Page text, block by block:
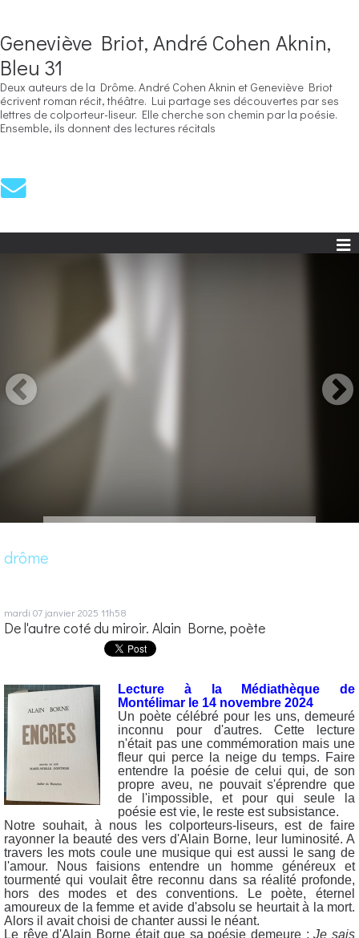
Geneviève Briot, André Cohen Aknin,
Bleu 31
Deux auteurs de la Drôme. André Cohen Aknin et Geneviève Briot
écrivent roman récit, théâtre. Lui partage ses découvertes par ses
lettres de colporteur-liseur. Elle cherche son chemin par la poésie.
Ensemble, ils donnent des lectures récitals
drôme
mardi 07 janvier 2025 11h58
De l'autre coté du miroir. Alain Borne, poète
Lecture à la Médiathèque de
Montélimar le 14 novembre 2024
Un poète célébré pour les uns, demeuré
inconnu pour d'autres. Cette lecture
n'était pas une commémoration mais une
fleur qui perce la neige du temps. Faire
entendre la poésie de celui qui, de son
propre aveu, ne pouvait s'éprendre que
de l'impossible, et pour qui seule la
poésie est vie, le reste est subsistance.
Notre souhait, à nous les colporteurs-liseurs, est de faire
rayonner la beauté des vers d'Alain Borne, leur luminosité. A
travers les mots coule une musique qui est aussi le sang de
l'amour. Nous faisions entendre un homme généreux et
tourmenté qui voulait être reconnu dans sa réalité profonde,
hors des modes et des conventions. Le poète, éternel
amoureux de la femme et avide d'absolu se heurtait à la mort.
Alors il avait choisi de chanter aussi le néant.
Le rêve d'Alain Borne était que sa poésie demeure :Je sais